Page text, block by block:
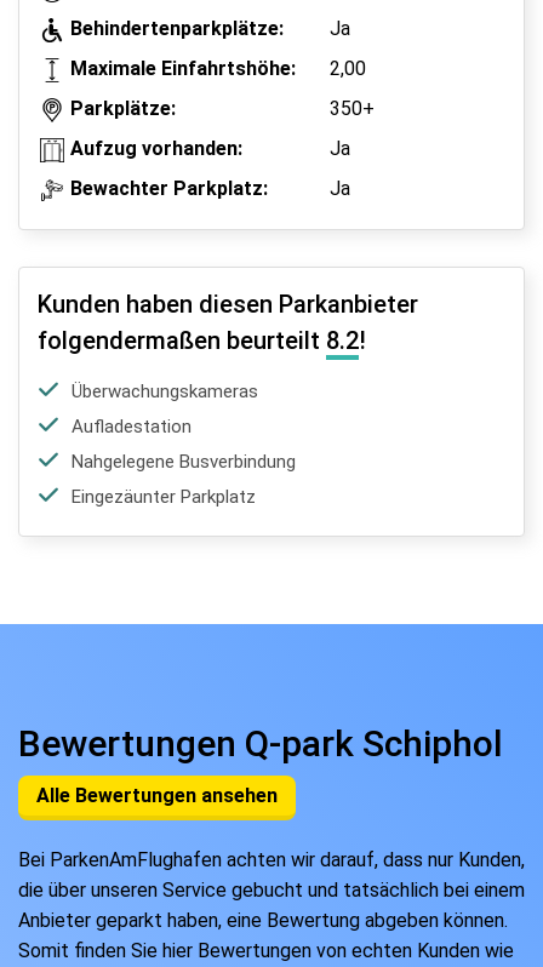
Behindertenparkplätze:
Ja
Maximale Einfahrtshöhe:
2,00
Parkplätze:
350+
Aufzug vorhanden:
Ja
Bewachter Parkplatz:
Ja
Kunden haben diesen Parkanbieter
folgendermaßen beurteilt 8.2!
Überwachungskameras
Aufladestation
Nahgelegene Busverbindung
Eingezäunter Parkplatz
Bewertungen Q-park Schiphol
Alle Bewertungen ansehen
Bei ParkenAmFlughafen achten wir darauf, dass nur Kunden,
die über unseren Service gebucht und tatsächlich bei einem
Anbieter geparkt haben, eine Bewertung abgeben können.
Somit finden Sie hier Bewertungen von echten Kunden wie